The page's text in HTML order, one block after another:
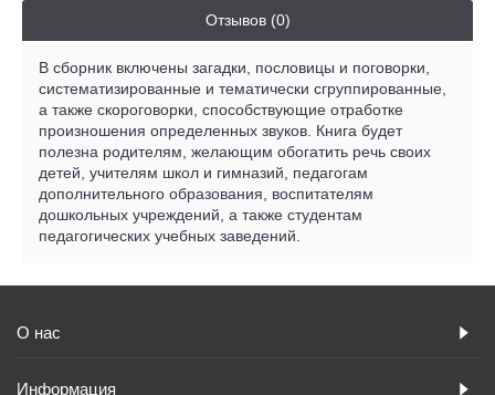
Отзывов (0)
В сборник включены загадки, пословицы и поговорки,
систематизированные и тематически сгруппированные,
а также скороговорки, способствующие отработке
произношения определенных звуков. Книга будет
полезна родителям, желающим обогатить речь своих
детей, учителям школ и гимназий, педагогам
дополнительного образования, воспитателям
дошкольных учреждений, а также студентам
педагогических учебных заведений.
О нас
Информация